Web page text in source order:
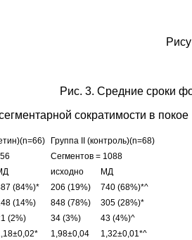
Рис. 3. Средние сроки
сократимости в
Группа II (контроль)(n=68)
Сегментов = 1088
исходно
МД
(84%)* 206 (19%)
740 (68%)*^
(14%) 848 (78%)
305 (28%)*
(2%) 34 (3%)
43 (4%)^
1,98±0,04 1,32±0,01*^